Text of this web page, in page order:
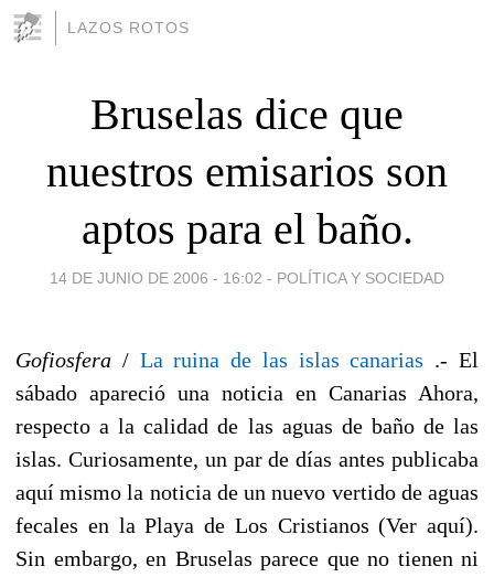
LAZOS ROTOS
Bruselas dice que
nuestros emisarios son
aptos para el baño.
14 DE JUNIO DE 2006 - 16:02 - POLÍTICA Y SOCIEDAD
Gofiosfera / La ruina de las islas canarias .- El
sábado apareció una noticia en Canarias Ahora,
respecto a la calidad de las aguas de baño de las
islas. Curiosamente, un par de días antes publicaba
aquí mismo la noticia de un nuevo vertido de aguas
fecales en la Playa de Los Cristianos (Ver aquí).
Sin embargo, en Bruselas parece que no tienen ni